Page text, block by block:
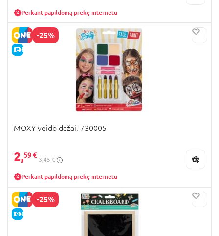
Perkant papildomą prekę internetu
-25%
E-KAINA
MOXY veido dažai, 730005
2,59 €
3,45 €
Perkant papildomą prekę internetu
-25%
E-KAINA